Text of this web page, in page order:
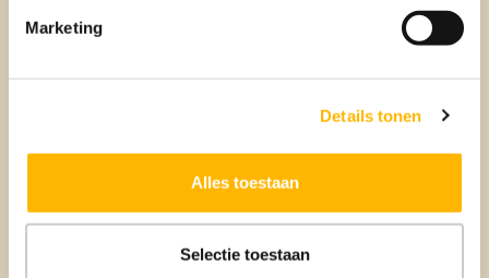
Marketing
Details tonen
Alles toestaan
Selectie toestaan
Energiebespaarlening of een groene hypotheek. Deze
Subsidies en regelingen: Informeer naar subsidies en
energiebesparende maatregelen. Bijvoorbeeld, de
warmtepompen, zonneboilers, en isolatie.